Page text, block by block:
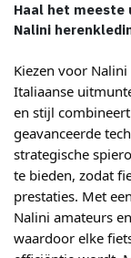
Haal het
Nalini
Kiezen voor
Italiaanse
en stijl
geavanceerde
strategische
te bieden, zodat
prestaties. Met
Nalini amateurs
waardoor elke